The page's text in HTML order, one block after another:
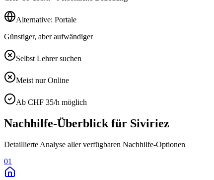
Alternative: Portale
Günstiger, aber aufwändiger
Selbst Lehrer suchen
Meist nur Online
Ab CHF 35/h möglich
Nachhilfe-Überblick für Siviriez
Detaillierte Analyse aller verfügbaren Nachhilfe-Optionen
01